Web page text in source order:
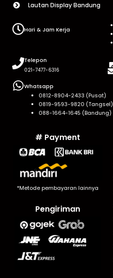
Lautan Display Bandung
Hari & Jam Kerja
Telepon
021-7477-6316
Whatsapp
0812-8904-2433 (Pusat)
0819-9593-9820 (Tangsel)
088-1664-1645 (Bandung)
# Payment
*Metode pembayaran lainnya
Pengiriman